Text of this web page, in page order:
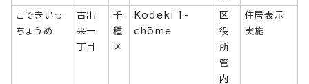
こできいっ
ちょうめ
古出
来一
丁目
千
種
区
Kodeki 1-
chōme
区
役
所
管
内
住居表示
実施